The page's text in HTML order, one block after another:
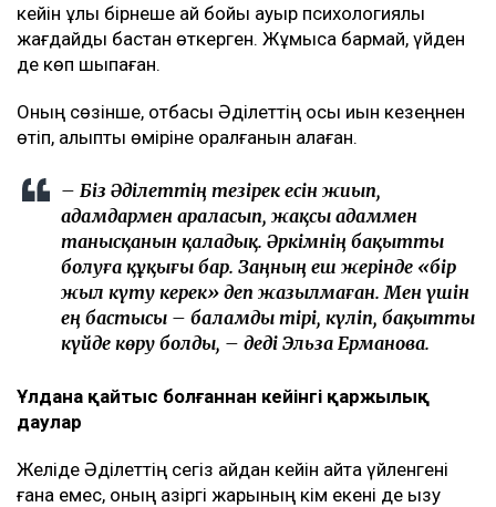
кейін ұлы бірнеше ай бойы ауыр психологиялық
жағдайды бастан өткерген. Жұмысқа бармай, үйден
де көп шықпаған.
Оның сөзінше, отбасы Әділеттің осы қиын кезеңнен
өтіп, қалыпты өміріне оралғанын қалаған.
– Біз Әділеттің тезірек есін жиып,
адамдармен араласып, жақсы адаммен
танысқанын қаладық. Әркімнің бақытты
болуға құқығы бар. Заңның еш жерінде «бір
жыл күту керек» деп жазылмаған. Мен үшін
ең бастысы – баламды тірі, күліп, бақытты
күйде көру болды, – деді Эльза Ерманова.
Ұлдана қайтыс болғаннан кейінгі қаржылық
даулар
Желіде Әділеттің сегіз айдан кейін қайта үйленгені
ғана емес, оның қазіргі жарының кім екені де қызу